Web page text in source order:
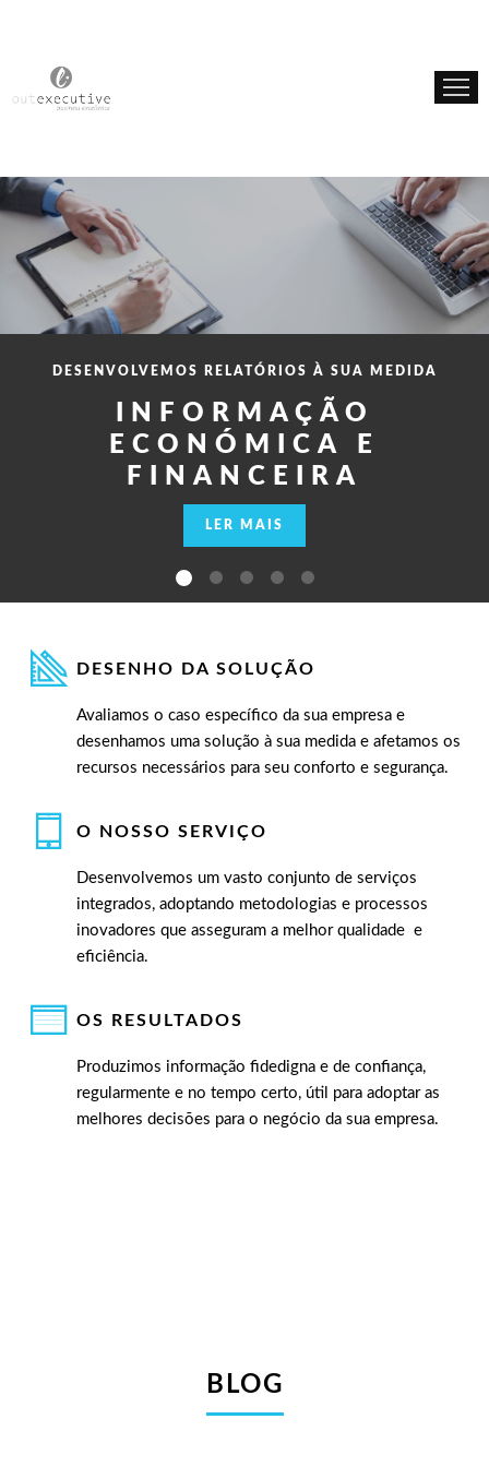
SERVIÇOS
DESENVOLVEMOS RELATÓRIOS À SUA MEDIDA
INFORMAÇÃO
ECONÓMICA E
FINANCEIRA
LER MAIS
DESENHO DA SOLUÇÃO
Avaliamos o caso específico da sua empresa e
desenhamos uma solução à sua medida e afetamos os
recursos necessários para seu conforto e segurança.
O NOSSO SERVIÇO
Desenvolvemos um vasto conjunto de serviços
integrados, adoptando metodologias e processos
inovadores que asseguram a melhor qualidade e
eficiência.
OS RESULTADOS
Produzimos informação fidedigna e de confiança,
regularmente e no tempo certo, útil para adoptar as
melhores decisões para o negócio da sua empresa.
BLOG